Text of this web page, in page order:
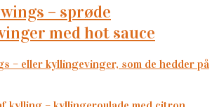
med hot sauce
– eller kyllingevinger, som de hedder på